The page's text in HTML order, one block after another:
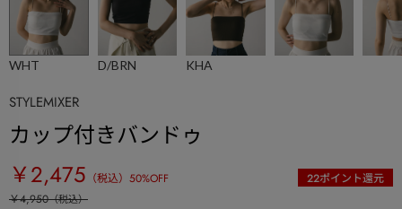
WHT D/BRN KHA
STYLEMIXER
カップ付きバンドゥ
￥2,475 （税込） 50%OFF 22ポイント還元
￥4,950（税込）